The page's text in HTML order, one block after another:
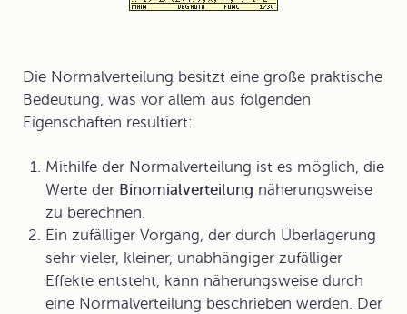
Die Normalverteilung besitzt eine große praktische
Bedeutung, was vor allem aus folgenden
Eigenschaften resultiert:
Mithilfe der Normalverteilung ist es möglich, die
Werte der Binomialverteilung näherungsweise
zu berechnen.
Ein zufälliger Vorgang, der durch Überlagerung
sehr vieler, kleiner, unabhängiger zufälliger
Effekte entsteht, kann näherungsweise durch
eine Normalverteilung beschrieben werden. Der